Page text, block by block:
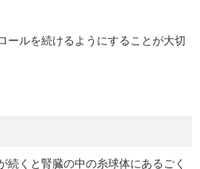
ールを続けるようにすることが大切
続くと腎臓の中の糸球体にあるごく